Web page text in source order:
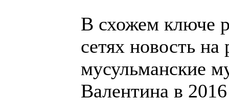
В схожем ключе
сетях новость
мусульманские
Валентина в